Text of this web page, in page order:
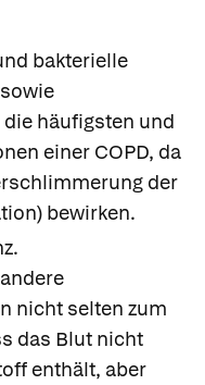
bakterielle
häufigsten und
einer COPD, da
der
bewirken.
nicht selten zum
das Blut nicht
enthält, aber